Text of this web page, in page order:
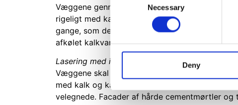
We use cookies to personalise
information about your use of
other information that you’ve
Necessary
Deny
Væggene gennemvædes først med
rigeligt med kalkvand, og når pudsen er
gange, som det er nødvendigt for, at en total
afkølet kalkvand og et varmere murværk vil
Lasering med indfarvet kalkvand:
Væggene skal fugtes så meget at der undgås
med kalk og kalkhydrauliskemørtler samt
velegnede. Facader af hårde cementmørtler